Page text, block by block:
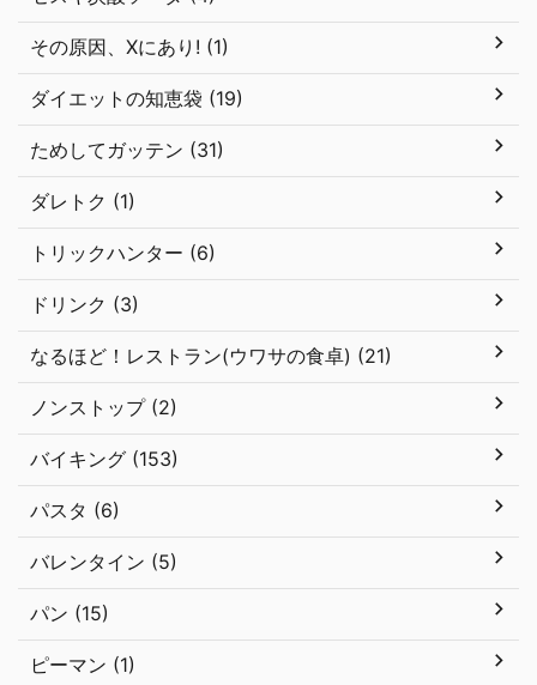
その原因、Xにあり! (1)
ダイエットの知恵袋 (19)
ためしてガッテン (31)
ダレトク (1)
トリックハンター (6)
ドリンク (3)
なるほど！レストラン(ウワサの食卓) (21)
ノンストップ (2)
バイキング (153)
パスタ (6)
バレンタイン (5)
パン (15)
ピーマン (1)